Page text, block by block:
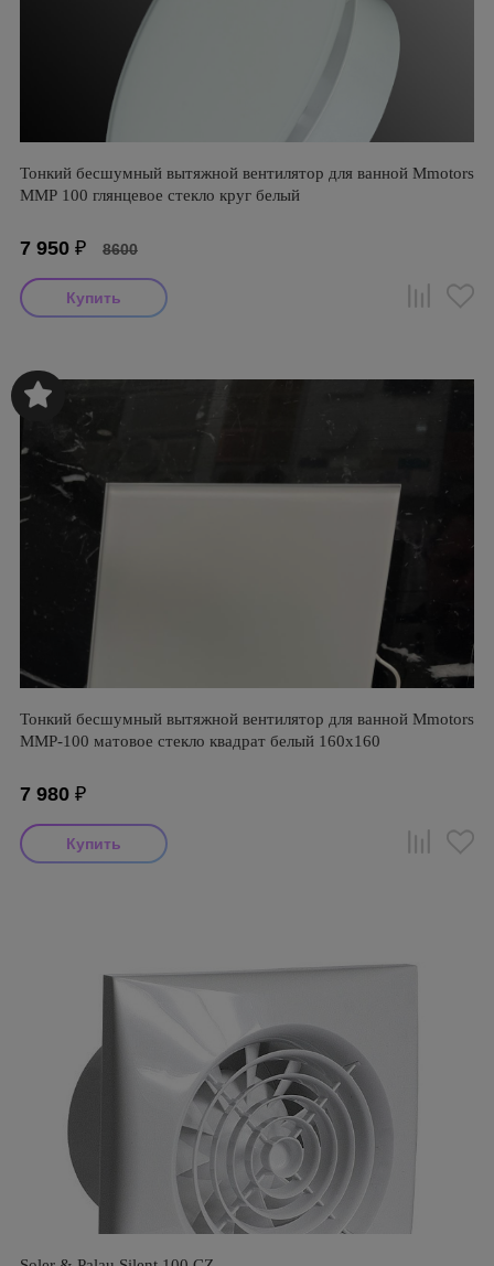
Тонкий бесшумный вытяжной вентилятор для ванной Mmotors
ММР 100 глянцевое стекло круг белый
7 950 ₽ 8600
Тонкий бесшумный вытяжной вентилятор для ванной Mmotors
ММР-100 матовое стекло квадрат белый 160х160
7 980 ₽